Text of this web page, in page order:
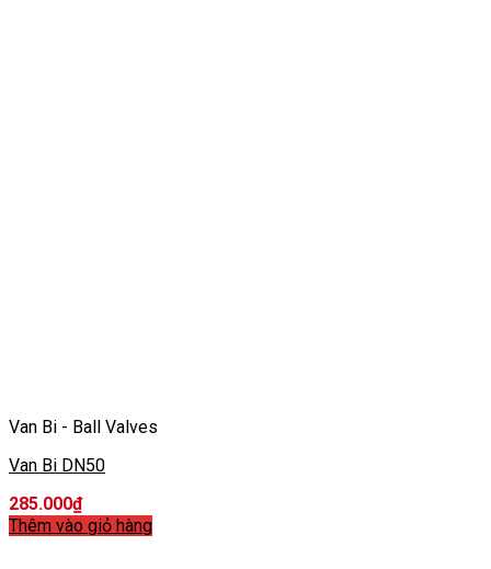
Van Bi - Ball Valves
Van Bi DN50
285.000₫
Thêm vào giỏ hàng